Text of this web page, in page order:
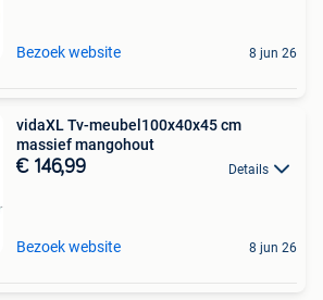
Bezoek website 8 jun 26
vidaXL Tv-meubel100x40x45 cm
massief mangohout
€ 146,99 Details
Bezoek website 8 jun 26